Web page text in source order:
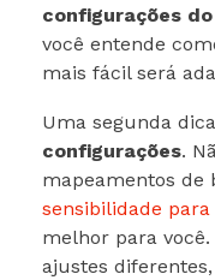
configurações
você entende
mais fácil será
Uma segunda
configurações.
mapeamentos de
sensibilidade
melhor para
ajustes